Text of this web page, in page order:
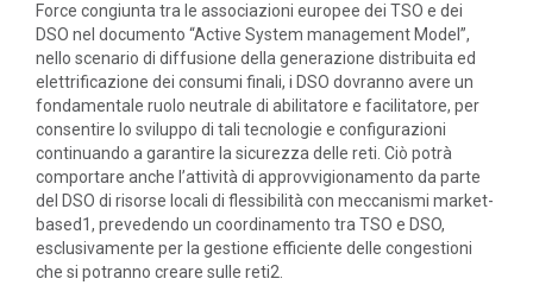
Force congiunta tra le associazioni europee dei TSO e dei
DSO nel documento “Active System management Model”,
nello scenario di diffusione della generazione distribuita ed
elettrificazione dei consumi finali, i DSO dovranno avere un
fondamentale ruolo neutrale di abilitatore e facilitatore, per
consentire lo sviluppo di tali tecnologie e configurazioni
continuando a garantire la sicurezza delle reti. Ciò potrà
comportare anche l’attività di approvvigionamento da parte
del DSO di risorse locali di flessibilità con meccanismi market-
based1, prevedendo un coordinamento tra TSO e DSO,
esclusivamente per la gestione efficiente delle congestioni
che si potranno creare sulle reti2.